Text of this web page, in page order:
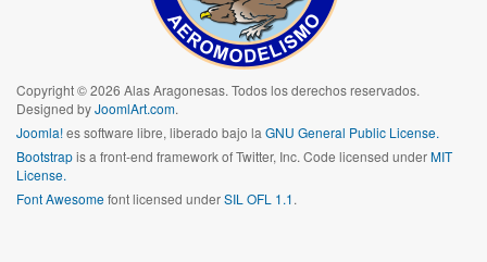
Copyright © 2026 Alas Aragonesas. Todos los derechos reservados.
Designed byJoomlArt.com.
Joomla!es software libre, liberado bajo la GNU General Public License.
Bootstrapis a front-end framework of Twitter, Inc. Code licensed underMIT
License.
Font Awesomefont licensed underSIL OFL 1.1.